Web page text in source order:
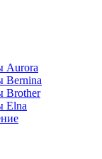
Aurora
Brother
Elna